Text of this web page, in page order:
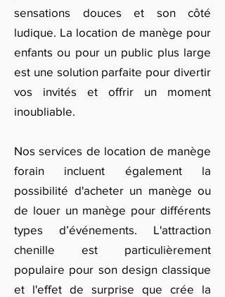
sensations douces et son côté
ludique. La location de manège pour
enfants ou pour un public plus large
est une solution parfaite pour divertir
vos invités et offrir un moment
inoubliable.
Nos services de location de manège
forain incluent également la
possibilité d'acheter un manège ou
de louer un manège pour différents
types d’événements. L'attraction
chenille est particulièrement
populaire pour son design classique
et l'effet de surprise que crée la